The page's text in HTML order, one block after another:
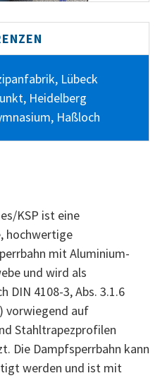
Lübeck
Heidelberg
Haßloch
KSP ist eine
hochwertige
mit Aluminium-
und wird als
DIN 4108-3, Abs. 3.1.6
vorwiegend auf
Stahltrapezprofilen
Die Dampfsperrbahn kann
werden und ist mit